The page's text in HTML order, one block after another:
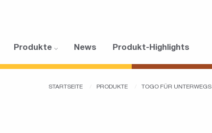
Produkte News Produkt-Highlights
STARTSEITE PRODUKTE TOGO FÜR UNTERWEGS